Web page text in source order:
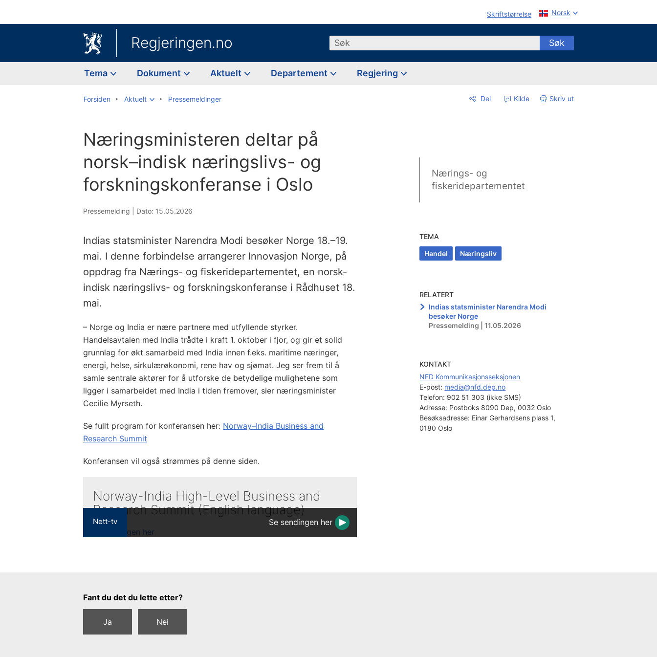
Skriftstørrelse Norsk
Regjeringen.no Søk Søk
Tema Dokument Aktuelt Departement Regjering
Forsiden Aktuelt Pressemeldinger Del Kilde Skriv ut
Næringsministeren deltar på
norsk–indisk næringslivs- og
forskningskonferanse i Oslo
Pressemelding | Dato: 15.05.2026
Indias statsminister Narendra Modi besøker Norge 18.–19.
mai. I denne forbindelse arrangerer Innovasjon Norge, på
oppdrag fra Nærings- og fiskeridepartementet, en norsk-
indisk næringslivs- og forskningskonferanse i Rådhuset 18.
mai.
– Norge og India er nære partnere med utfyllende styrker.
Handelsavtalen med India trådte i kraft 1. oktober i fjor, og gir et solid
grunnlag for økt samarbeid med India innen f.eks. maritime næringer,
energi, helse, sirkulærøkonomi, rene hav og sjømat. Jeg ser frem til å
samle sentrale aktører for å utforske de betydelige mulighetene som
ligger i samarbeidet med India i tiden fremover, sier næringsminister
Cecilie Myrseth.
Se fullt program for konferansen her: Norway–India Business and
Research Summit
Konferansen vil også strømmes på denne siden.
Nett-tv
Norway-India High-Level Business and
Research Summit (English language)
Se sendingen her
Nærings- og
fiskeridepartementet
TEMA
Handel Næringsliv
RELATERT
Indias statsminister Narendra Modi
besøker Norge
Pressemelding | 11.05.2026
KONTAKT
NFD Kommunikasjonsseksjonen
E-post: media@nfd.dep.no
Telefon: 902 51 303 (ikke SMS)
Adresse: Postboks 8090 Dep, 0032 Oslo
Besøksadresse: Einar Gerhardsens plass 1,
0180 Oslo
Tilbakemeldingsskjema
Fant du det du lette etter?
Ja Nei